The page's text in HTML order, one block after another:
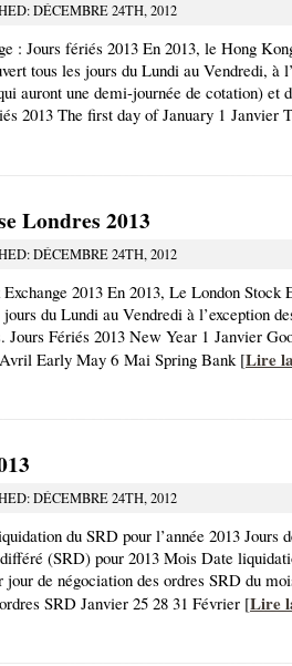
DÉCEMBRE 24TH, 2012
: Jours fériés 2013 En 2013, le Hong
tous les jours du Lundi au Vendredi, à
auront une demi-journée de cotation) et
2013 The first day of January 1 Janvier
Londres 2013
DÉCEMBRE 24TH, 2012
2013 En 2013, Le London Stock
du Lundi au Vendredi à l’exception
Jours Fériés 2013 New Year 1 Janvier
Early May 6 Mai Spring Bank [Lire
DÉCEMBRE 24TH, 2012
du SRD pour l’année 2013 Jours
(SRD) pour 2013 Mois Date
de négociation des ordres SRD du
SRD Janvier 25 28 31 Février [Lire